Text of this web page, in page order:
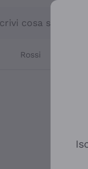
cosa stai
Rossi